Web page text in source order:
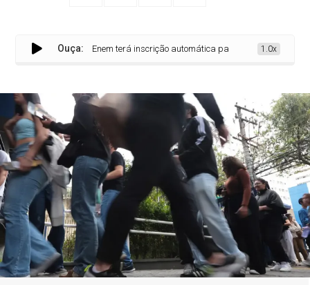
Ouça:Enem terá inscrição automática para alunos do 3º ano da
1.0x